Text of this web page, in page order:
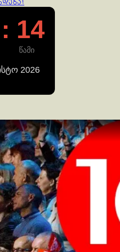
15
წამი
2026